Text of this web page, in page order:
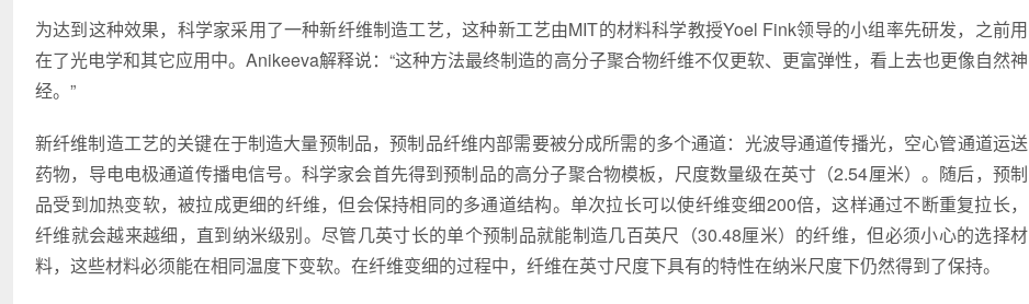
为达到这种效果，科学家采用了一种新纤维制造工艺，这种新工艺由MIT的材料科学教授Yoel Fink领导的小组率先研发，之前用
在了光电学和其它应用中。Anikeeva解释说：“这种方法最终制造的高分子聚合物纤维不仅更软、更富弹性，看上去也更像自然神
经。”
新纤维制造工艺的关键在于制造大量预制品，预制品纤维内部需要被分成所需的多个通道：光波导通道传播光，空心管通道运送
药物，导电电极通道传播电信号。科学家会首先得到预制品的高分子聚合物模板，尺度数量级在英寸（2.54厘米）。随后，预制
品受到加热变软，被拉成更细的纤维，但会保持相同的多通道结构。单次拉长可以使纤维变细200倍，这样通过不断重复拉长，
纤维就会越来越细，直到纳米级别。尽管几英寸长的单个预制品就能制造几百英尺（30.48厘米）的纤维，但必须小心的选择材
料，这些材料必须能在相同温度下变软。在纤维变细的过程中，纤维在英寸尺度下具有的特性在纳米尺度下仍然得到了保持。